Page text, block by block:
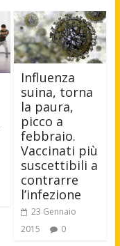
Influenza
suina, torna
la paura,
picco a
febbraio.
Vaccinati più
suscettibili a
contrarre
l’infezione
23 Gennaio
2015
0